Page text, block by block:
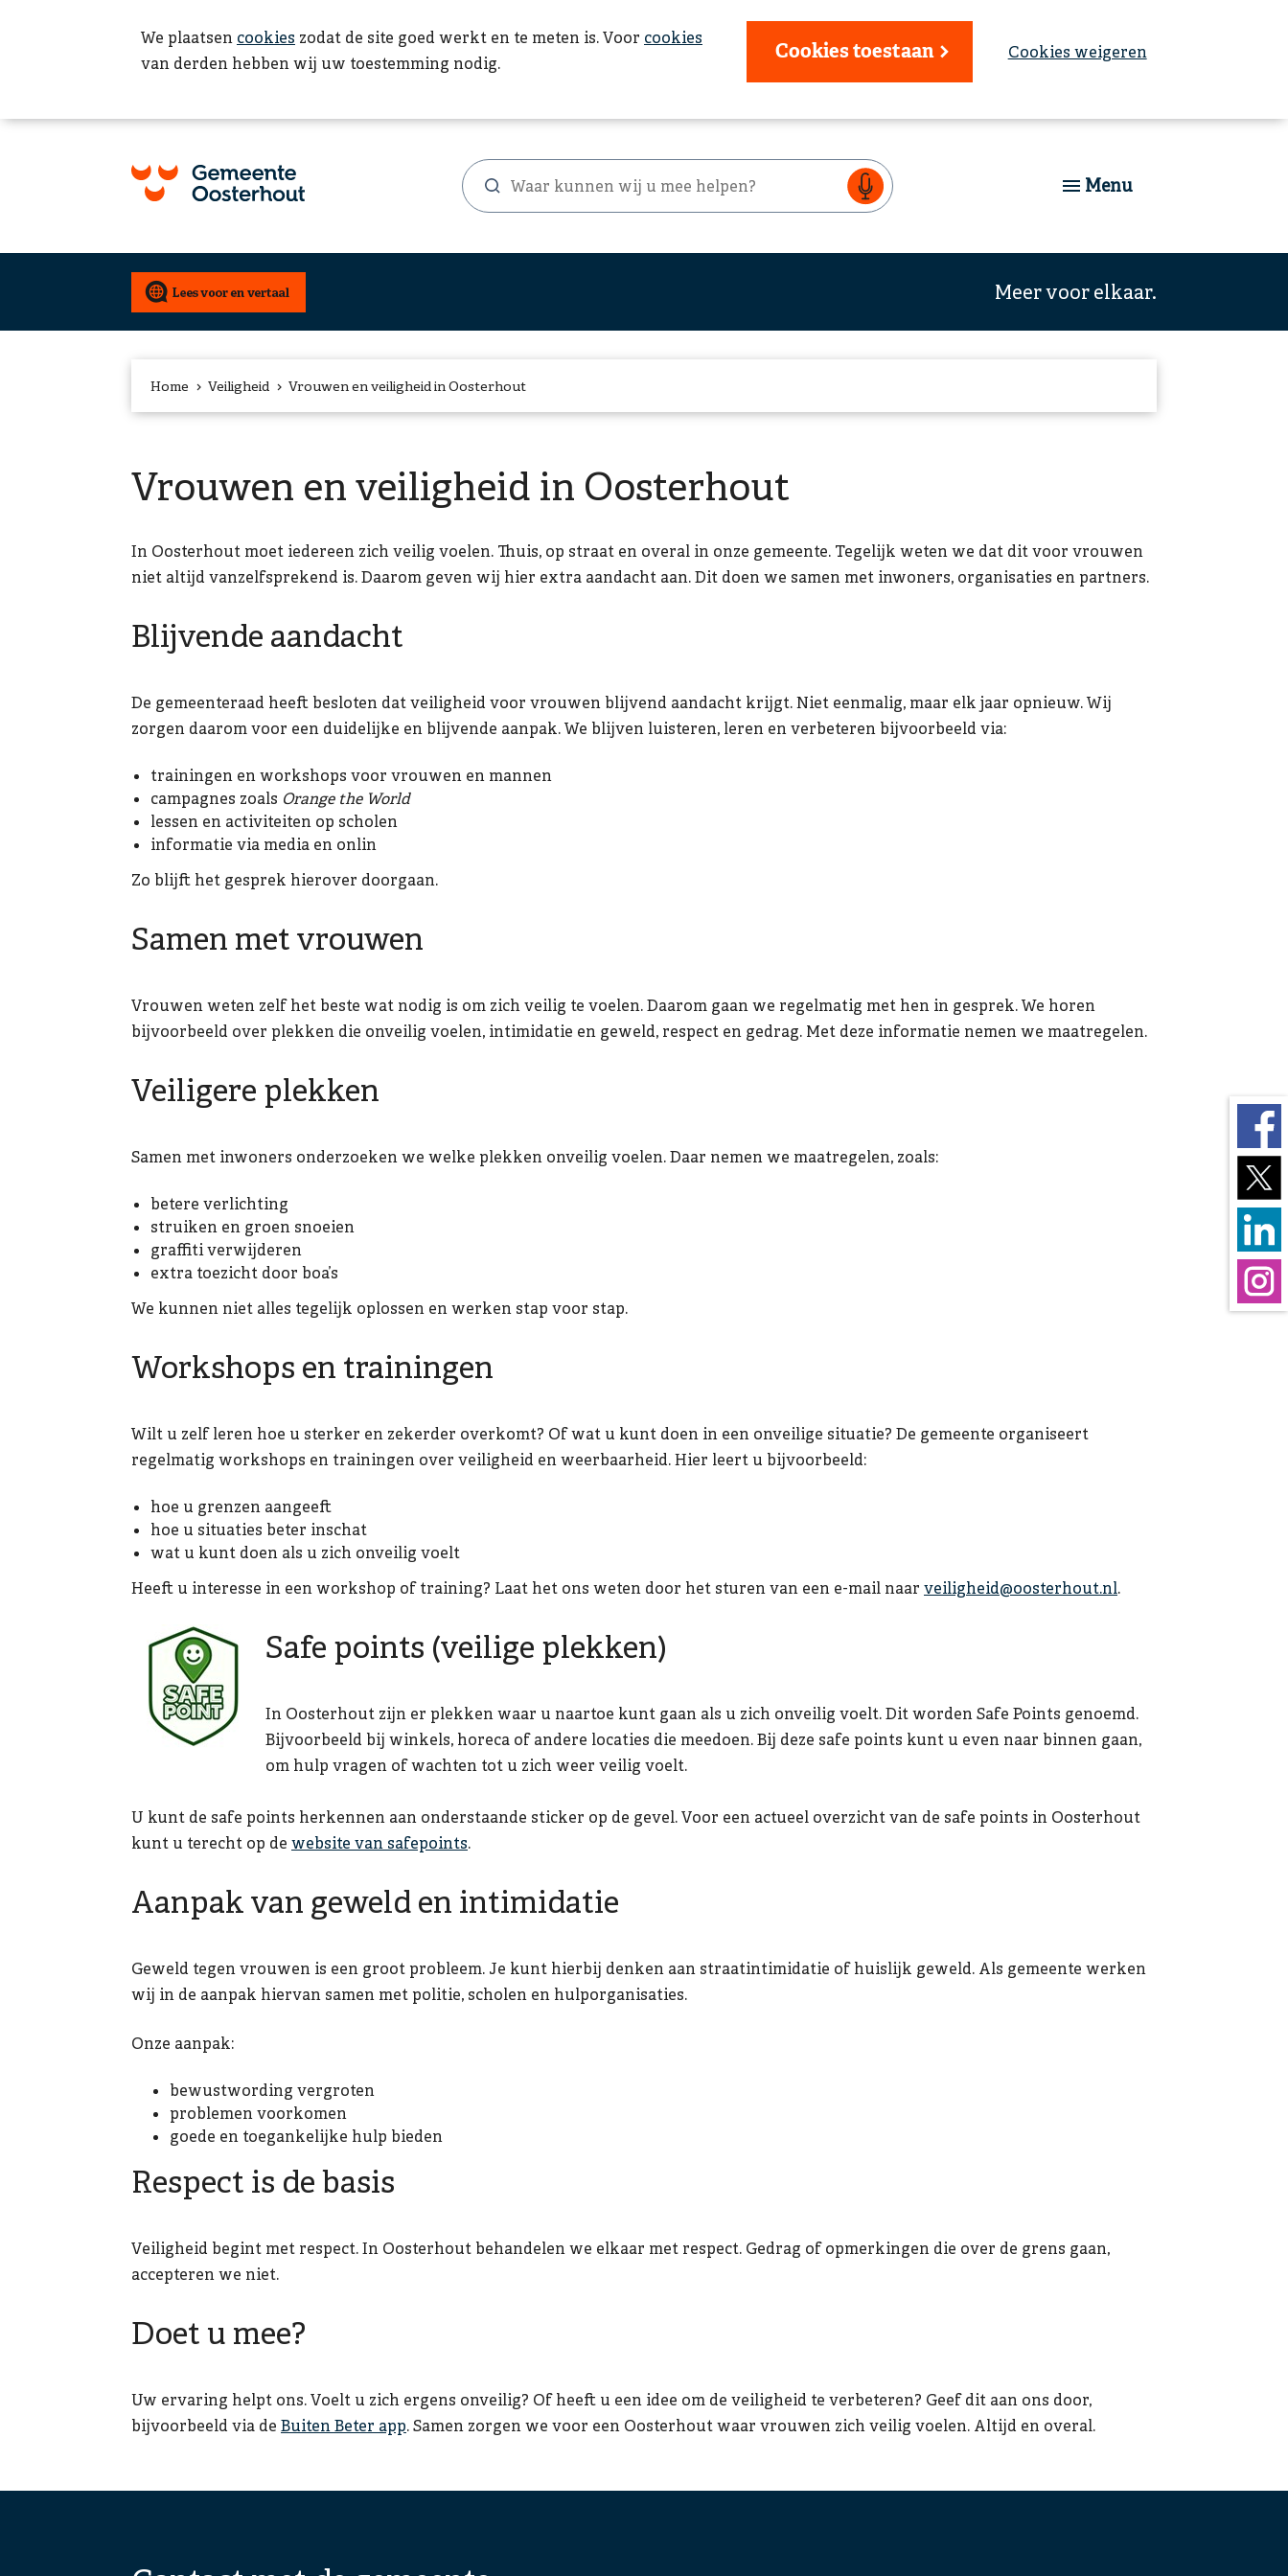
We plaatsen cookies zodat de site goed werkt en te meten is. Voor cookies
van derden hebben wij uw toestemming nodig.
Cookies toestaan Cookies weigeren
Zoekformulier
Waar
kunnen
wij
Menu
Meer voor elkaar.
Home Veiligheid Vrouwen en veiligheid in Oosterhout
Vrouwen en veiligheid in Oosterhout
In Oosterhout moet iedereen zich veilig voelen. Thuis, op straat en overal in onze gemeente. Tegelijk weten we dat dit voor vrouwen
niet altijd vanzelfsprekend is. Daarom geven wij hier extra aandacht aan. Dit doen we samen met inwoners, organisaties en partners.
Blijvende aandacht
De gemeenteraad heeft besloten dat veiligheid voor vrouwen blijvend aandacht krijgt. Niet eenmalig, maar elk jaar opnieuw. Wij
zorgen daarom voor een duidelijke en blijvende aanpak. We blijven luisteren, leren en verbeteren bijvoorbeeld via:
trainingen en workshops voor vrouwen en mannen
campagnes zoals Orange the World
lessen en activiteiten op scholen
informatie via media en onlin
Zo blijft het gesprek hierover doorgaan.
Samen met vrouwen
Vrouwen weten zelf het beste wat nodig is om zich veilig te voelen. Daarom gaan we regelmatig met hen in gesprek. We horen
bijvoorbeeld over plekken die onveilig voelen, intimidatie en geweld, respect en gedrag. Met deze informatie nemen we maatregelen.
Veiligere plekken
Samen met inwoners onderzoeken we welke plekken onveilig voelen. Daar nemen we maatregelen, zoals:
betere verlichting
struiken en groen snoeien
graffiti verwijderen
extra toezicht door boa’s
We kunnen niet alles tegelijk oplossen en werken stap voor stap.
Workshops en trainingen
Wilt u zelf leren hoe u sterker en zekerder overkomt? Of wat u kunt doen in een onveilige situatie? De gemeente organiseert
regelmatig workshops en trainingen over veiligheid en weerbaarheid.Hier leert u bijvoorbeeld:
hoe u grenzen aangeeft
hoe u situaties beter inschat
wat u kunt doen als u zich onveilig voelt
Heeft u interesse in een workshop of training? Laat het ons weten door het sturen van een e-mail naar veiligheid@oosterhout.nl.
Safe points (veilige plekken)
In Oosterhout zijn er plekken waar u naartoe kunt gaan als u zich onveilig voelt. Dit worden Safe Points genoemd.
Bijvoorbeeld bij winkels, horeca of andere locaties die meedoen. Bij deze safe points kunt u even naar binnen gaan,
om hulp vragen of wachten tot u zich weer veilig voelt.
U kunt de safe points herkennen aan onderstaande sticker op de gevel. Voor een actueel overzicht van de safe points in Oosterhout
kunt u terecht op de website van safepoints.
Aanpak van geweld en intimidatie
Geweld tegen vrouwen is een groot probleem. Je kunt hierbij denken aan straatintimidatie of huislijk geweld. Als gemeente werken
wij in de aanpak hiervan samen met politie, scholen en hulporganisaties.
Onze aanpak:
bewustwording vergroten
problemen voorkomen
goede en toegankelijke hulp bieden
Respect is de basis
Veiligheid begint met respect. In Oosterhout behandelen we elkaar met respect. Gedrag of opmerkingen die over de grens gaan,
accepteren we niet.
Doet u mee?
Uw ervaring helpt ons. Voelt u zich ergens onveilig? Of heeft u een idee om de veiligheid te verbeteren? Geef dit aan ons door,
bijvoorbeeld via de Buiten Beter app. Samen zorgen we voor een Oosterhout waar vrouwen zich veilig voelen. Altijd en overal.